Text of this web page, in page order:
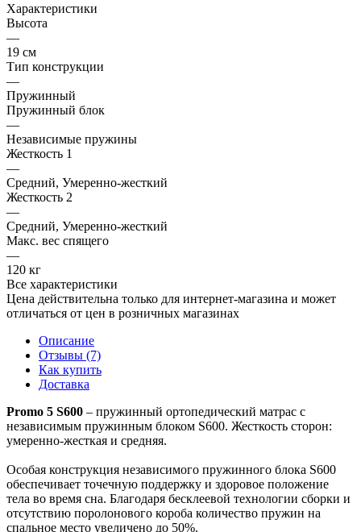
Характеристики
Высота
—
19 см
Тип конструкции
—
Пружинный
Пружинный блок
—
Независимые пружины
Жесткость 1
—
Средний, Умеренно-жесткий
Жесткость 2
—
Средний, Умеренно-жесткий
Макс. вес спящего
—
120 кг
Все характеристики
Цена действительна только для интернет-магазина и может
отличаться от цен в розничных магазинах
Описание
Отзывы (7)
Как купить
Доставка
Promo 5 S600 – пружинный ортопедический матрас с
независимым пружинным блоком S600. Жесткость сторон:
умеренно-жесткая и средняя.
Особая конструкция независимого пружинного блока S600
обеспечивает точечную поддержку и здоровое положение
тела во время сна. Благодаря бесклеевой технологии сборки и
отсутствию поролонового короба количество пружин на
спальное место увеличено до 50%.